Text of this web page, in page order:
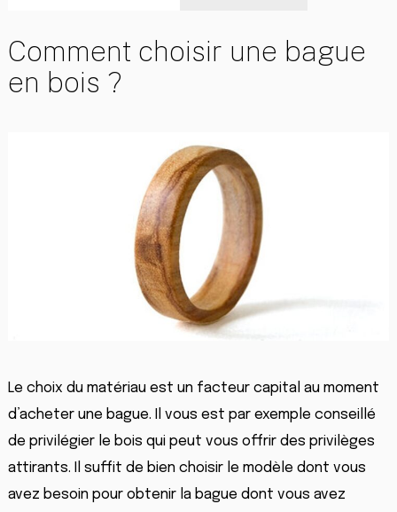
Comment choisir une bague
en bois ?
Le choix du matériau est un facteur capital au moment
d’acheter une bague. Il vous est par exemple conseillé
de privilégier le bois qui peut vous offrir des privilèges
attirants. Il suffit de bien choisir le modèle dont vous
avez besoin pour obtenir la bague dont vous avez